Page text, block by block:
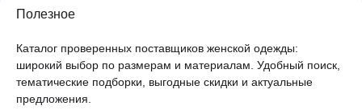
Полезное
Каталог проверенных поставщиков женской одежды:
широкий выбор по размерам и материалам. Удобный поиск,
тематические подборки, выгодные скидки и актуальные
предложения.